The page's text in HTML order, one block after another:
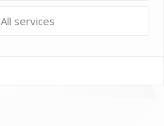
All services